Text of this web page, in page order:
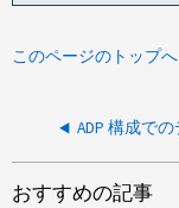
このページのトップへ
おすすめの記事